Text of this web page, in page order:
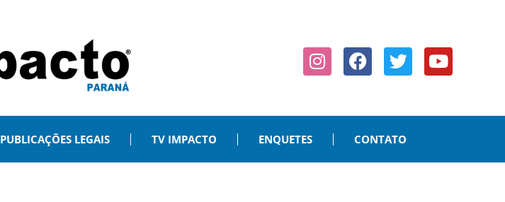
PUBLICAÇÕES LEGAIS TV IMPACTO ENQUETES CONTATO